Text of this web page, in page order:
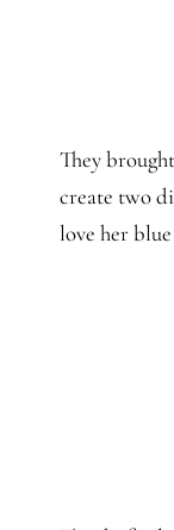
They
create two
love her